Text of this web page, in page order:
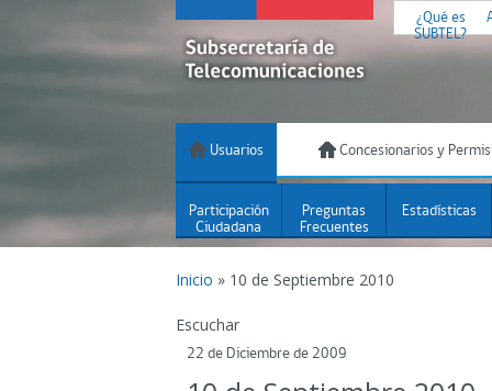
¿Qué es
SUBTEL?
Usuarios Concesionarios y
Participación
Ciudadana
Preguntas
Frecuentes
Estadísticas
Inicio » 10 de Septiembre 2010
Escuchar
22 de Diciembre de 2009